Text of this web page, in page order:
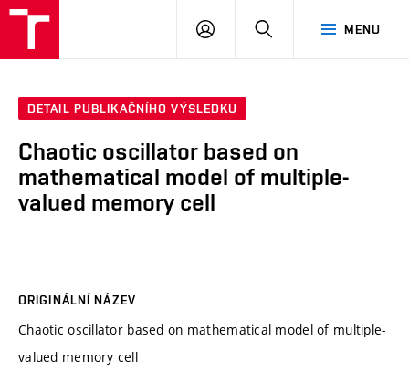
MENU
PŘIHLÁSIT
DETAIL PUBLIKAČNÍHO VÝSLEDKU
Chaotic oscillator based on
mathematical model of multiple-
valued memory cell
ORIGINÁLNÍ NÁZEV
Chaotic oscillator based on mathematical model of multiple-
valued memory cell